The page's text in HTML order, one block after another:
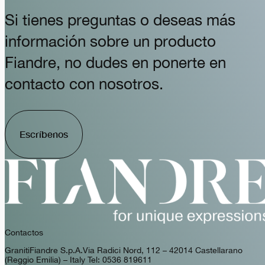
Si tienes preguntas o deseas más
información sobre un producto
Fiandre, no dudes en ponerte en
contacto con nosotros.
Escríbenos
Contactos
GranitiFiandre S.p.A. Via Radici Nord, 112 – 42014 Castellarano
(Reggio Emilia) – Italy Tel: 0536 819611